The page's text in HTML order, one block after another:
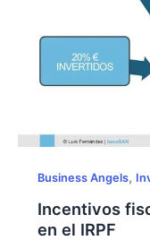
Business Angels,
Incentivos
en el IRPF